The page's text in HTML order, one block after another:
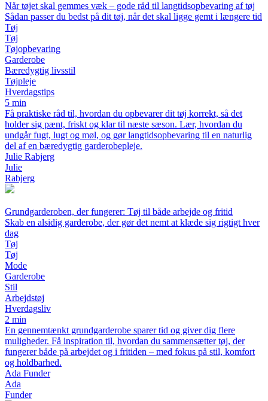
Når tøjet skal gemmes væk – gode råd til langtidsopbevaring af tøj
Sådan passer du bedst på dit tøj, når det skal ligge gemt i længere tid
Tøj
Tøj
Tøjopbevaring
Garderobe
Bæredygtig livsstil
Tøjpleje
Hverdagstips
5 min
Få praktiske råd til, hvordan du opbevarer dit tøj korrekt, så det
holder sig pænt, friskt og klar til næste sæson. Lær, hvordan du
undgår fugt, lugt og møl, og gør langtidsopbevaring til en naturlig
del af en bæredygtig garderobepleje.
Julie Rabjerg
Julie
Rabjerg
Grundgarderoben, der fungerer: Tøj til både arbejde og fritid
Skab en alsidig garderobe, der gør det nemt at klæde sig rigtigt hver
dag
Tøj
Tøj
Mode
Garderobe
Stil
Arbejdstøj
Hverdagsliv
2 min
En gennemtænkt grundgarderobe sparer tid og giver dig flere
muligheder. Få inspiration til, hvordan du sammensætter tøj, der
fungerer både på arbejdet og i fritiden – med fokus på stil, komfort
og holdbarhed.
Ada Funder
Ada
Funder